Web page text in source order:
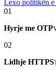
Lexo politikën
01
Hyrje me OTP
02
Lidhje HTTPS